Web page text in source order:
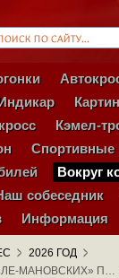
Кэмел-
Спортивные
Вокруг
собеседник
Информация
2026 ГОД
МАНОВСКИХ» П…